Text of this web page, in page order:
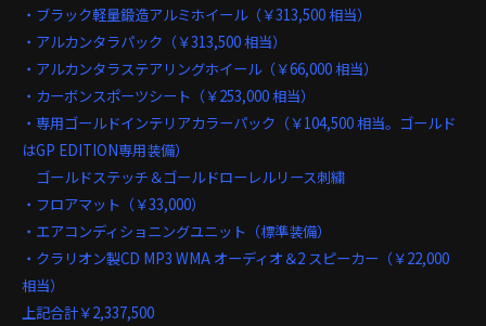
・ブラック軽量鍛造アルミホイール（￥313,500 相当）
・アルカンタラパック（￥313,500 相当）
・アルカンタラステアリングホイール（￥66,000 相当）
・カーボンスポーツシート（￥253,000 相当）
・専用ゴールドインテリアカラーパック（￥104,500 相当。ゴールド
はGP EDITION専用装備）
ゴールドステッチ＆ゴールドローレルリース刺繍
・フロアマット（￥33,000）
・エアコンディショニングユニット（標準装備）
・クラリオン製CD MP3 WMA オーディオ＆2 スピーカー（￥22,000
相当）
上記合計￥2,337,500